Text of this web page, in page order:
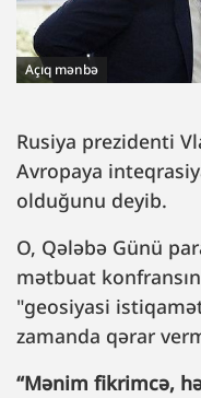
Açıq mənbə
Rusiya prezidenti
Avropaya
olduğunu deyib.
O, Qələbə Günü
mətbuat
"geosiyasi
zamanda qərar
“Mənim fikrimcə,